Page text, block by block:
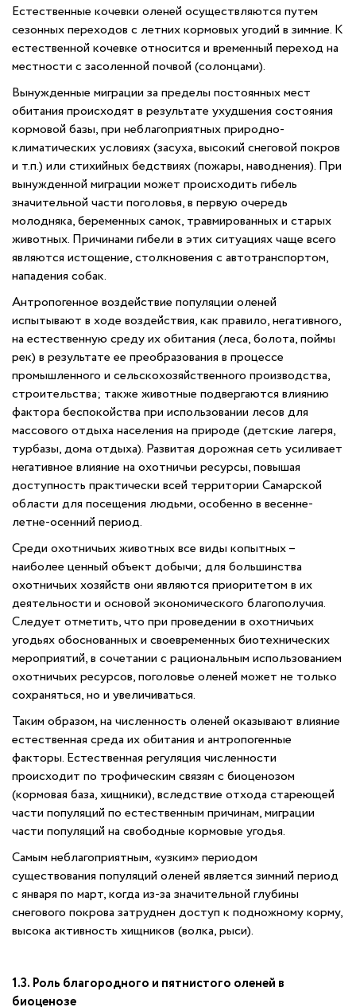
Естественные кочевки оленей осуществляются путем
сезонных переходов с летних кормовых угодий в зимние. К
естественной кочевке относится и временный переход на
местности с засоленной почвой (солонцами).
Вынужденные миграции за пределы постоянных мест
обитания происходят в результате ухудшения состояния
кормовой базы, при неблагоприятных природно-
климатических условиях (засуха, высокий снеговой покров
и т.п.) или стихийных бедствиях (пожары, наводнения). При
вынужденной миграции может происходить гибель
значительной части поголовья, в первую очередь
молодняка, беременных самок, травмированных и старых
животных. Причинами гибели в этих ситуациях чаще всего
являются истощение, столкновения с автотранспортом,
нападения собак.
Антропогенное воздействие популяции оленей
испытывают в ходе воздействия, как правило, негативного,
на естественную среду их обитания (леса, болота, поймы
рек) в результате ее преобразования в процессе
промышленного и сельскохозяйственного производства,
строительства; также животные подвергаются влиянию
фактора беспокойства при использовании лесов для
массового отдыха населения на природе (детские лагеря,
турбазы, дома отдыха). Развитая дорожная сеть усиливает
негативное влияние на охотничьи ресурсы, повышая
доступность практически всей территории Самарской
области для посещения людьми, особенно в весенне-
летне-осенний период.
Среди охотничьих животных все виды копытных –
наиболее ценный объект добычи; для большинства
охотничьих хозяйств они являются приоритетом в их
деятельности и основой экономического благополучия.
Следует отметить, что при проведении в охотничьих
угодьях обоснованных и своевременных биотехнических
мероприятий, в сочетании с рациональным использованием
охотничьих ресурсов, поголовье оленей может не только
сохраняться, но и увеличиваться.
Таким образом, на численность оленей оказывают влияние
естественная среда их обитания и антропогенные
факторы. Естественная регуляция численности
происходит по трофическим связям с биоценозом
(кормовая база, хищники), вследствие отхода стареющей
части популяций по естественным причинам, миграции
части популяций на свободные кормовые угодья.
Самым неблагоприятным, «узким» периодом
существования популяций оленей является зимний период
с января по март, когда из-за значительной глубины
снегового покрова затруднен доступ к подножному корму,
высока активность хищников (волка, рыси).
1.3. Роль благородного и пятнистого оленей в
биоценозе